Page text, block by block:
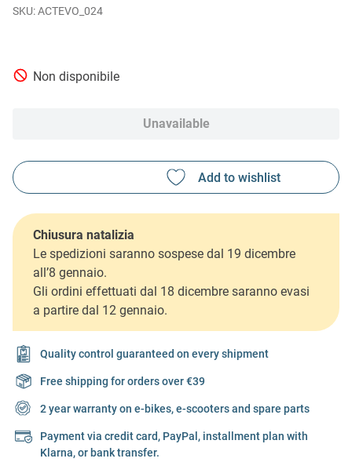
ACTEVO_024
Non disponibile
Unavailable
Chiusura natalizia
Le spedizioni saranno sospese dal 19 dicembre
all’8 gennaio.
Gli ordini effettuati dal 18 dicembre saranno evasi
a partire dal 12 gennaio.
Quality control guaranteed on every shipment
Free shipping for orders over €39
2 year warranty on e-bikes, e-scooters and spare parts
Payment via credit card, PayPal, installment plan with
Klarna, or bank transfer.